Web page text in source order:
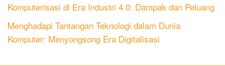
Komputerisasi di Era Industri 4.0: Dampak dan Peluang
Menghadapi Tantangan Teknologi dalam Dunia
Komputer: Menyongsong Era Digitalisasi